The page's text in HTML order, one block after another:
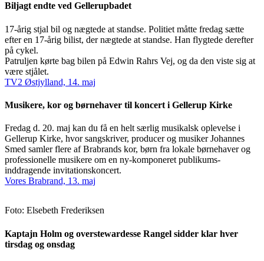
Biljagt endte ved Gellerupbadet
17-årig stjal bil og nægtede at standse. Politiet måtte fredag sætte
efter en 17-årig bilist, der nægtede at standse. Han flygtede derefter
på cykel.
Patruljen kørte bag bilen på Edwin Rahrs Vej, og da den viste sig at
være stjålet.
TV2 Østjylland, 14. maj
Musikere, kor og børnehaver til koncert i Gellerup Kirke
Fredag d. 20. maj kan du få en helt særlig musikalsk oplevelse i
Gellerup Kirke, hvor sangskriver, producer og musiker Johannes
Smed samler flere af Brabrands kor, børn fra lokale børnehaver og
professionelle musikere om en ny-komponeret publikums-
inddragende invitationskoncert.
Vores Brabrand, 13. maj
Foto: Elsebeth Frederiksen
Kaptajn Holm og overstewardesse Rangel sidder klar hver
tirsdag og onsdag